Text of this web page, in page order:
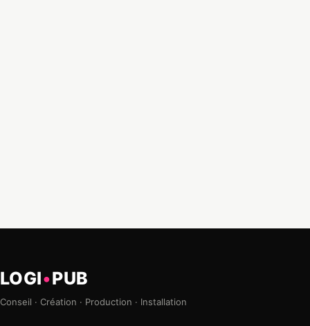
LOGI•PUB
Conseil · Création · Production · Installation